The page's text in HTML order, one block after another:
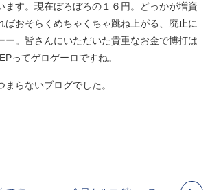
ます。現在ぼろぼろの１６円。どっかが増資
ばおそらくめちゃくちゃ跳ね上がる、廃止に
ー。皆さんにいただいた貴重なお金で博打は
ってゲロゲーロですね。
らないブログでした。